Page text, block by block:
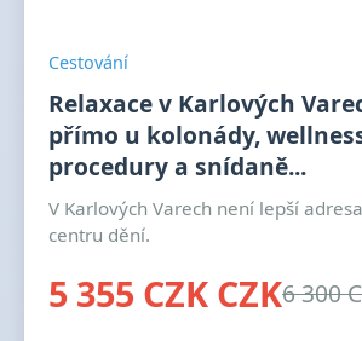
Cestování
Relaxace v Karlových
přímo u kolonády,
procedury a snídaně...
V Karlových Varech není lepší
centru dění.
5 355 CZK CZK6 300